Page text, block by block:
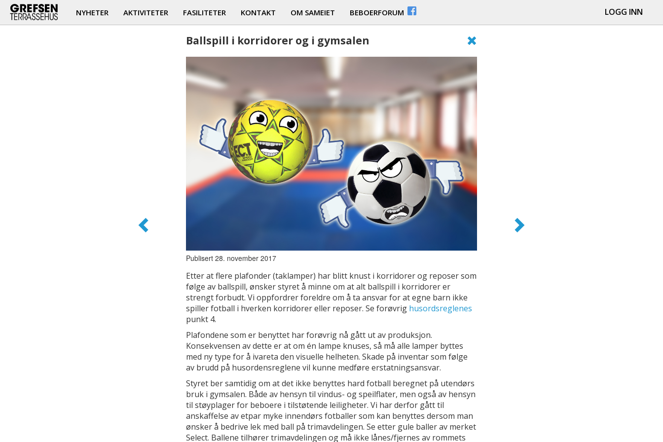
LOGG INN
NYHETER AKTIVITETER FASILITETER KONTAKT OM SAMEIET BEBOERFORUM
Ballspill i korridorer og i gymsalen
Publisert 28. november 2017
Etter at flere plafonder (taklamper) har blitt knust i korridorer og reposer som
følge av ballspill, ønsker styret å minne om at alt ballspill i korridorer er
strengt forbudt. Vi oppfordrer foreldre om å ta ansvar for at egne barn ikke
spiller fotball i hverken korridorer eller reposer. Se forøvrig husordsreglenes
punkt 4.
Plafondene som er benyttet har forøvrig nå gått ut av produksjon.
Konsekvensen av dette er at om én lampe knuses, så må alle lamper byttes
med ny type for å ivareta den visuelle helheten. Skade på inventar som følge
av brudd på husordensreglene vil kunne medføre erstatningsansvar.
Styret ber samtidig om at det ikke benyttes hard fotball beregnet på utendørs
bruk i gymsalen. Både av hensyn til vindus- og speilflater, men også av hensyn
til støyplager for beboere i tilstøtende leiligheter. Vi har derfor gått til
anskaffelse av etpar myke innendørs fotballer som kan benyttes dersom man
ønsker å bedrive lek med ball på trimavdelingen. Se etter gule baller av merket
Select. Ballene tilhører trimavdelingen og må ikke lånes/fjernes av rommets